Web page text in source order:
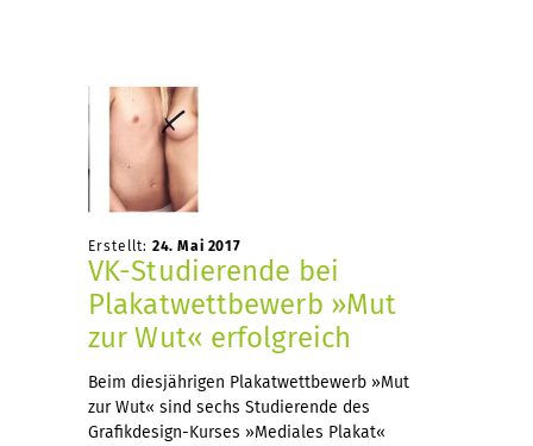
Erstellt: 24. Mai 2017
VK-Studierende bei
Plakatwettbewerb »Mut
zur Wut« erfolgreich
Beim diesjährigen Plakatwettbewerb »Mut
zur Wut« sind sechs Studierende des
Grafikdesign-Kurses »Mediales Plakat«